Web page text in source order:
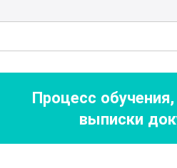
поможет вам быть
специалистом на
уверенно
профессиональной
Процесс
выписки